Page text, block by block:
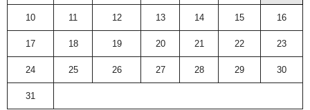
10 11 12 13 14 15 16
17 18 19 20 21 22 23
24 25 26 27 28 29 30
31